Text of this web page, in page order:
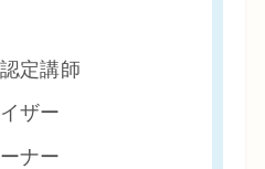
定講師
ザー
ナー